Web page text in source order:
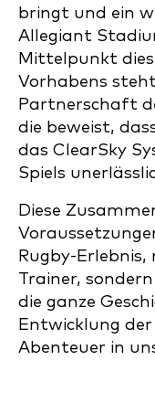
bringt und ein
Allegiant
Mittelpunkt
Vorhabens
Partnerschaft
die beweist,
das ClearSky
Spiels
Diese
Rugby-
Trainer,
die ganze
Entwicklung
Abenteuer in